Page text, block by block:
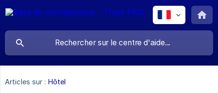
Articles sur : Hôtel